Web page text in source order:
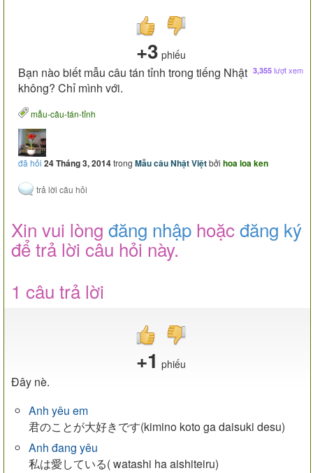
+3 phiếu
3,355 lượt xem
Bạn nào biết mẫu câu tán tỉnh trong tiếng Nhật
không? Chỉ mình với.
mẫu-câu-tán-tỉnh
đã hỏi 24 Tháng 3, 2014trong Mẫu câu Nhật Việtbởi hoa loa ken
Xin vui lòng đăng nhập hoặcđăng ký
để trả lời câu hỏi này.
1 câu trả lời
+1 phiếu
Đây nè.
Anh yêu em
君のことが大好きです(kimino koto ga daisuki desu)
Anh đang yêu
私は愛している( watashi ha aishiteiru)